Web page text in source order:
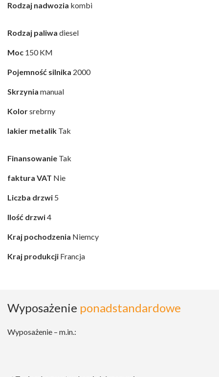
Rodzaj nadwozia kombi
Rodzaj paliwa diesel
Moc 150 KM
Pojemność silnika 2000
Skrzynia manual
Kolorsrebrny
lakier metalik Tak
Finansowanie Tak
faktura VAT Nie
Liczba drzwi 5
Ilość drzwi4
Kraj pochodzenia Niemcy
Kraj produkcji Francja
Wyposażenie ponadstandardowe
Wyposażenie – m.in.: